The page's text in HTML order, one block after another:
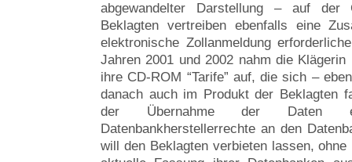
abgewandelter Darstellung – auf der
Beklagten vertreiben ebenfalls eine
elektronische Zollanmeldung
Jahren 2001 und 2002 nahm die
ihre CD-ROM “Tarife” auf, die sich –
danach auch im Produkt der Beklagten
der Übernahme der Daten
Datenbankherstellerrechte an den
will den Beklagten verbieten lassen,